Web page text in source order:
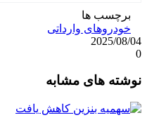
برچسب ها
خودروهای وارداتی
2025/08/04
0
آپ
گذاری
ایمیل
نوشته های مشابه